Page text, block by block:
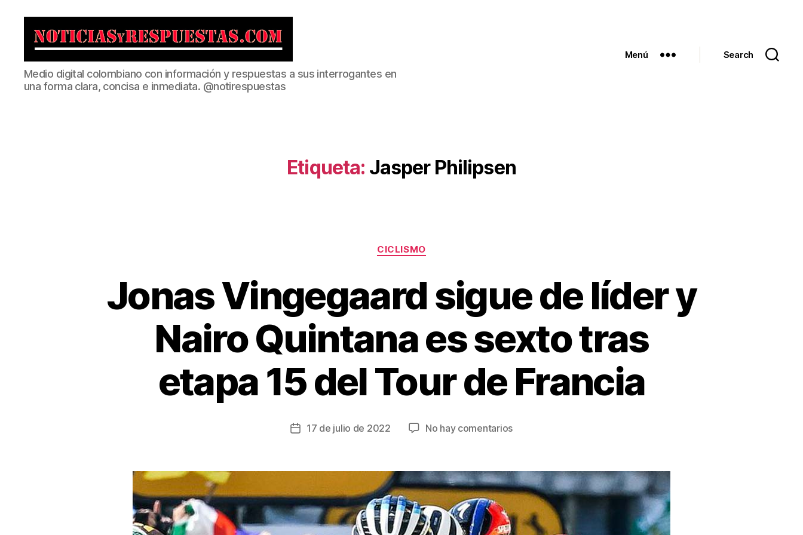
Noticias
y
Respuestas
Medio digital colombiano con información y respuestas a sus interrogantes en
una forma clara, concisa e inmediata. @notirespuestas
Menú Search
Etiqueta: Jasper Philipsen
Categorías
CICLISMO
Jonas Vingegaard sigue de líder y
Nairo Quintana es sexto tras
etapa 15 del Tour de Francia
Fecha
entrada
17 de julio de 2022 No hay comentariosen
sigue
de
líder
y
Nairo